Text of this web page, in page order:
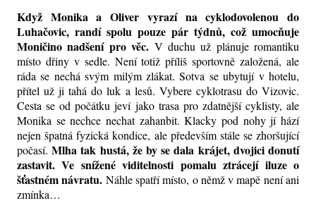
Když Monika a Oliver vyrazí na cyklodovolenou do
Luhačovic, randí spolu pouze pár týdnů, což umocňuje
Moničino nadšení pro věc. V duchu už plánuje romantiku
místo dřiny v sedle. Není totiž příliš sportovně založená, ale
ráda se nechá svým milým zlákat. Sotva se ubytují v hotelu,
přítel už ji tahá do luk a lesů. Vybere cyklotrasu do Vizovic.
Cesta se od počátku jeví jako trasa pro zdatnější cyklisty, ale
Monika se nechce nechat zahanbit. Klacky pod nohy jí hází
nejen špatná fyzická kondice, ale především stále se zhoršující
počasí.Mlha tak hustá, že by se dala krájet, dvojici donutí
zastavit. Ve snížené viditelnosti pomalu ztrácejí iluze o
šťastném návratu. Náhle spatří místo, o němž v mapě není ani
zmínka…